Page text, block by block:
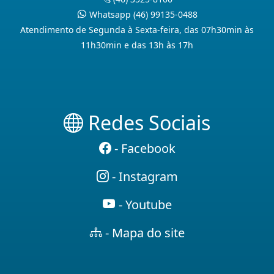
Whatsapp (46) 99135-0488
Atendimento de Segunda à Sexta-feira, das 07h30min às
11h30min e das 13h às 17h
Redes Sociais
- Facebook
- Instagram
- Youtube
- Mapa do site